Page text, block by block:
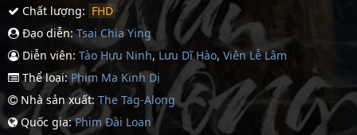
Chất lượng: FHD
Đạo diễn: Tsai Chia Ying
Diễn viên: Tào Hựu Ninh,Lưu Dĩ Hào, Viên Lễ Lâm
Thể loại: Phim Ma Kinh Dị
Nhà sản xuất: The Tag-Along
Quốc gia: Phim Đài Loan